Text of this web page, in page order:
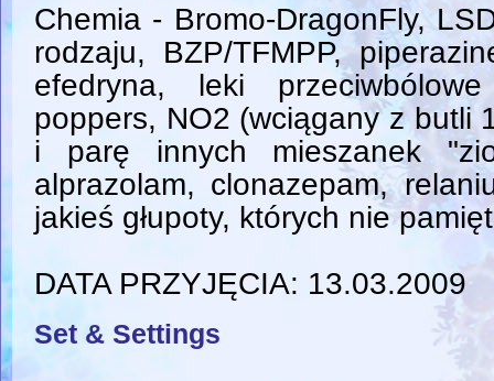
Chemia - Bromo-DragonFly,
rodzaju, BZP/TFMPP,
efedryna, leki
poppers, NO2 (wciągany z butli
i parę innych mieszanek
alprazolam, clonazepam,
jakieś głupoty, których nie
DATA PRZYJĘCIA: 13.03.2009
Set & Settings